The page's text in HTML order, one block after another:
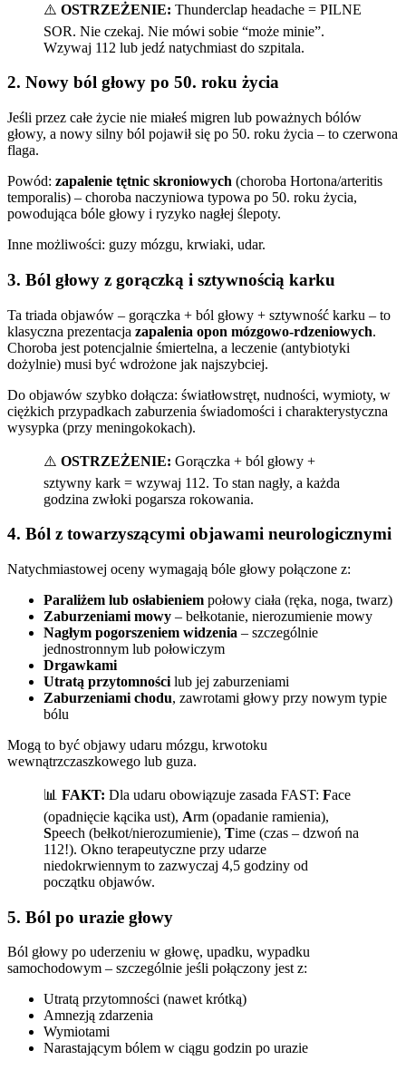
⚠️ OSTRZEŻENIE: Thunderclap headache = PILNE
SOR. Nie czekaj. Nie mówi sobie “może minie”.
Wzywaj 112 lub jedź natychmiast do szpitala.
2. Nowy ból głowy po 50. roku życia
Jeśli przez całe życie nie miałeś migren lub poważnych bólów
głowy, a nowy silny ból pojawił się po 50. roku życia – to czerwona
flaga.
Powód: zapalenie tętnic skroniowych (choroba Hortona/arteritis
temporalis) – choroba naczyniowa typowa po 50. roku życia,
powodująca bóle głowy i ryzyko nagłej ślepoty.
Inne możliwości: guzy mózgu, krwiaki, udar.
3. Ból głowy z gorączką i sztywnością karku
Ta triada objawów – gorączka + ból głowy + sztywność karku – to
klasyczna prezentacja zapalenia opon mózgowo-rdzeniowych.
Choroba jest potencjalnie śmiertelna, a leczenie (antybiotyki
dożylnie) musi być wdrożone jak najszybciej.
Do objawów szybko dołącza: światłowstręt, nudności, wymioty, w
ciężkich przypadkach zaburzenia świadomości i charakterystyczna
wysypka (przy meningokokach).
⚠️ OSTRZEŻENIE: Gorączka + ból głowy +
sztywny kark = wzywaj 112. To stan nagły, a każda
godzina zwłoki pogarsza rokowania.
4. Ból z towarzyszącymi objawami neurologicznymi
Natychmiastowej oceny wymagają bóle głowy połączone z:
Paraliżem lub osłabieniem połowy ciała (ręka, noga, twarz)
Zaburzeniami mowy – bełkotanie, nierozumienie mowy
Nagłym pogorszeniem widzenia – szczególnie
jednostronnym lub połowiczym
Drgawkami
Utratą przytomności lub jej zaburzeniami
Zaburzeniami chodu, zawrotami głowy przy nowym typie
bólu
Mogą to być objawy udaru mózgu, krwotoku
wewnątrzczaszkowego lub guza.
📊 FAKT: Dla udaru obowiązuje zasada FAST: Face
(opadnięcie kącika ust), Arm (opadanie ramienia),
Speech (bełkot/nierozumienie), Time (czas – dzwoń na
112!). Okno terapeutyczne przy udarze
niedokrwiennym to zazwyczaj 4,5 godziny od
początku objawów.
5. Ból po urazie głowy
Ból głowy po uderzeniu w głowę, upadku, wypadku
samochodowym – szczególnie jeśli połączony jest z:
Utratą przytomności (nawet krótką)
Amnezją zdarzenia
Wymiotami
Narastającym bólem w ciągu godzin po urazie